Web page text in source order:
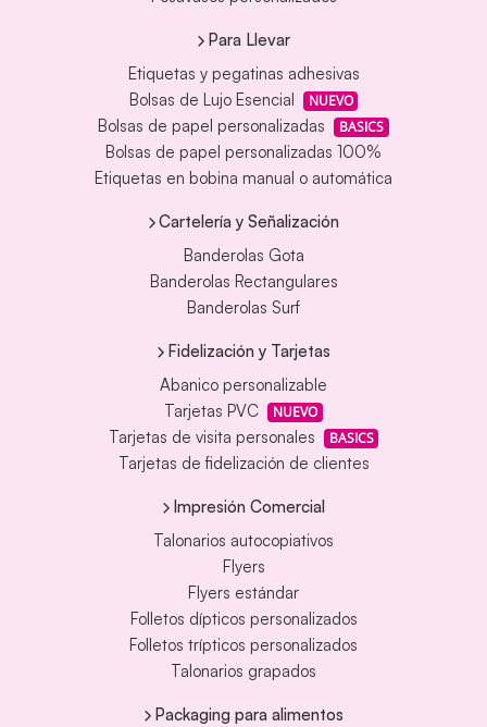
Para Llevar
Etiquetas y pegatinas adhesivas
Bolsas de Lujo Esencial
NUEVO
Bolsas de papel personalizadas BASICS
Bolsas de papel personalizadas 100%
Etiquetas en bobina manual o automática
Cartelería y Señalización
Banderolas Gota
Banderolas Rectangulares
Banderolas Surf
Fidelización y Tarjetas
Abanico personalizable
Tarjetas PVC
NUEVO
Tarjetas de visita personales BASICS
Tarjetas de fidelización de clientes
Impresión Comercial
Talonarios autocopiativos
Flyers
Flyers estándar
Folletos dípticos personalizados
Folletos trípticos personalizados
Talonarios grapados
Packaging para alimentos